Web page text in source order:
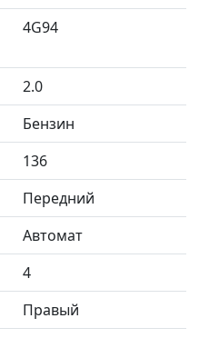
4G94
2.0
Бензин
136
Передний
Автомат
4
Правый